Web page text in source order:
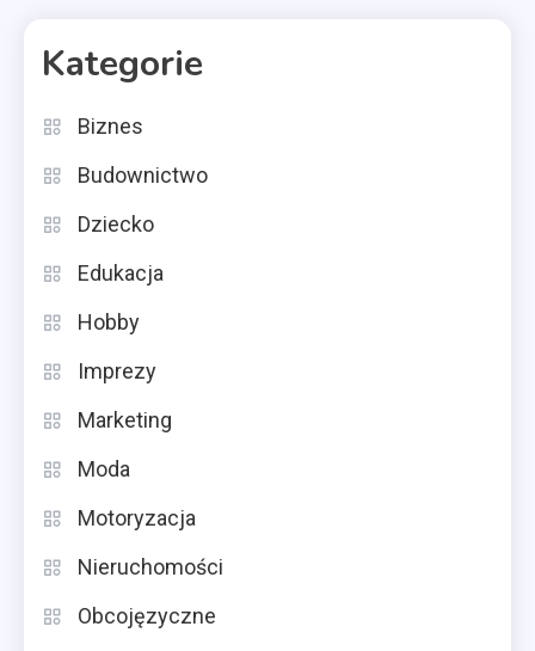
Kategorie
Biznes
Budownictwo
Dziecko
Edukacja
Hobby
Imprezy
Marketing
Moda
Motoryzacja
Nieruchomości
Obcojęzyczne